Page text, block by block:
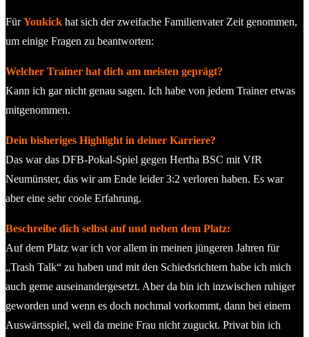
FürYoukick hat sich der zweifache Familienvater Zeit genommen,
um einige Fragen zu beantworten:
Welcher Trainer hat dich am meisten geprägt?
Kann ich gar nicht genau sagen. Ich habe von jedem Trainer etwas
mitgenommen.
Dein bisheriges Highlight in deiner Karriere?
Das war das DFB-Pokal-Spiel gegen Hertha BSC mit VfR
Neumünster, das wir am Ende leider 3:2 verloren haben. Es war
aber eine sehr coole Erfahrung.
Beschreibe dich selbst auf und neben dem Platz:
Auf dem Platz war ich vor allem in meinen jüngeren Jahren für
„Trash Talk“ zu haben und mit den Schiedsrichtern habe ich mich
auch gerne auseinandergesetzt. Aber da bin ich inzwischen ruhiger
geworden und wenn es doch nochmal vorkommt, dann bei einem
Auswärtsspiel, weil da meine Frau nicht zuguckt. Privat bin ich